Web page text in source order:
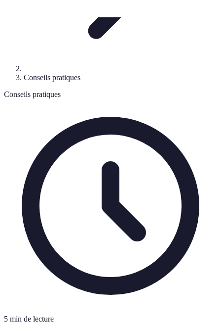
Conseils pratiques
Conseils pratiques
5 min de lecture